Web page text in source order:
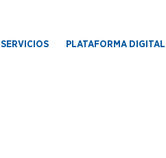
SERVICIOS PLATAFORMA